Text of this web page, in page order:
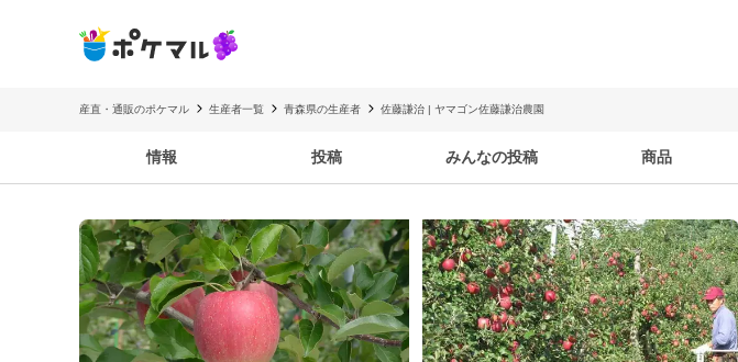
産直・通販のポケマル 生産者一覧 青森県の生産者 佐藤謙治 | ヤマゴン佐藤謙治農園
情報 投稿 みんなの投稿 商品